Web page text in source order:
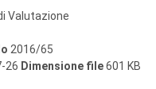
Valutazione
2016/65
26 Dimensione file601 KB